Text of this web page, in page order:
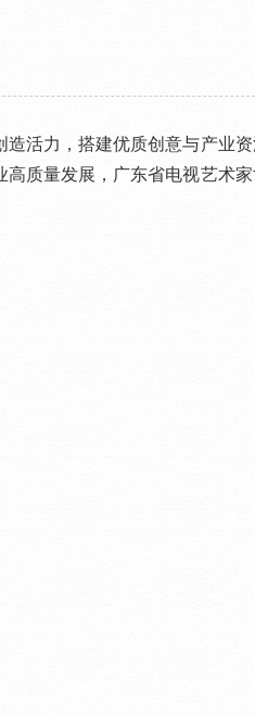
活力，搭建优质创意与产业资
质量发展，广东省电视艺术家